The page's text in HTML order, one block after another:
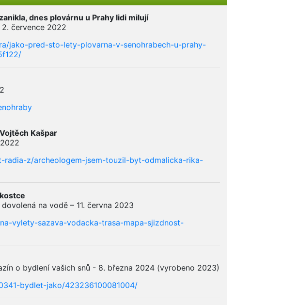
dnes plovárnu u Prahy lidi milují
července 2022
jako-pred-sto-lety-plovarna-v-senohrabech-u-prahy-
Kašpar
z/archeologem-jsem-touzil-byt-odmalicka-rika-
na vodě – 11. června 2023
vylety-sazava-vodacka-trasa-mapa-sjizdnost-
o bydlení vašich snů - 8. března 2024 (vyrobeno 2023)
bydlet-jako/423236100081004/